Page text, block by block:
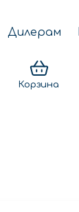
Дилерам
Корзина